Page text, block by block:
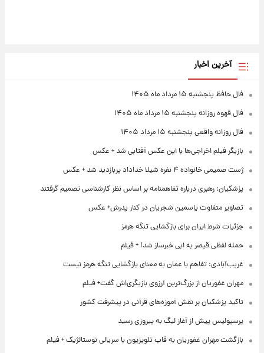
آخرین اخبار
فال حافظ پنجشنبه ۱۵ مرداد ماه ۱۴۰۵
فال قهوه روزانه پنجشنبه ۱۵ مرداد ماه ۱۴۰۵
فال روزانه واقعی پنجشنبه ۱۵ مرداد ۱۴۰۵
بازیگر فیلم اخراجی‌ها با این عکس آفتابی شد + عکس
ژست صمیمی خانواده ۴ نفره شیلا خداداد پربازدید شد + عکس
پزشکیان: رهبری درباره تفاهمنامه بر اساس نظر کارشناسی تصمیم گرفتند
تصاویر متفاوت یاسمین شجریان در کنار پدرش+ عکس
جزئیات شرط ایران برای بازگشایی تنگه هرمز
حمله لفظی قیصر به ابی خبرساز شد! + فیلم
غریب‌آبادی: تفاهم با عمان به معنای بازگشایی تنگه هرمز نیست
مهران غفوریان از بزرگ‌ترین آرزوی بازیگری‌اش گفت+ فیلم
تاکید پزشکیان بر نقش آموزه‌های قرآنی در پیشرفت کشور
پرسپولیس پیش از آغاز لیگ به پیروزی رسید
بازگشت مهران غفوریان به قاب تلویزیون با سریالی نوستالژیک + فیلم